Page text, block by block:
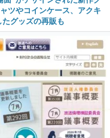
ツやコインケース、アクキ
グッズの再販も